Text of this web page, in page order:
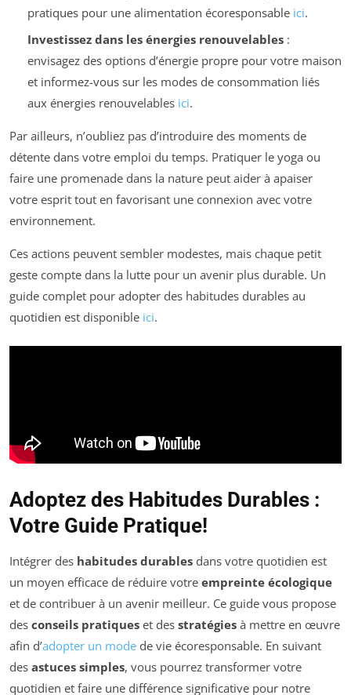
pratiques pour une alimentation écoresponsable ici.
Investissez dans les énergies renouvelables:
envisagez des options d’énergie propre pour votre maison
et informez-vous sur les modes de consommation liés
aux énergies renouvelables ici.
Par ailleurs, n’oubliez pas d’introduire des moments de
détente dans votre emploi du temps. Pratiquer le yoga ou
faire une promenade dans la nature peut aider à apaiser
votre esprit tout en favorisant une connexion avec votre
environnement.
Ces actions peuvent sembler modestes, mais chaque petit
geste compte dans la lutte pour un avenir plus durable. Un
guide complet pour adopter des habitudes durables au
quotidien est disponible ici.
Adoptez des Habitudes Durables :
Votre Guide Pratique!
Intégrer des habitudes durables dans votre quotidien est
un moyen efficace de réduire votre empreinte écologique
et de contribuer à un avenir meilleur. Ce guide vous propose
des conseils pratiques et des stratégies à mettre en œuvre
afin d’adopter un mode de vie écoresponsable. En suivant
des astuces simples, vous pourrez transformer votre
quotidien et faire une différence significative pour notre